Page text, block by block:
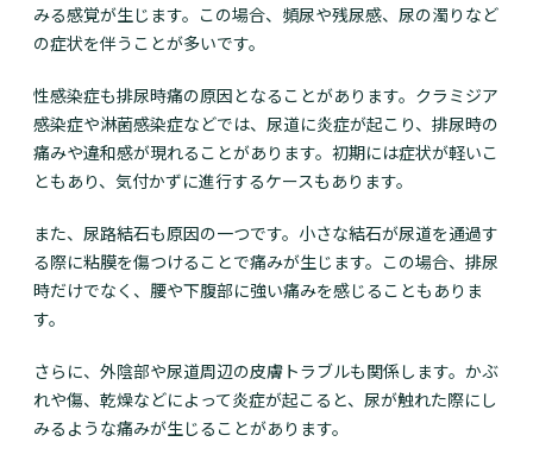
みる感覚が生じます。この場合、頻尿や残尿感、尿の濁りなど
の症状を伴うことが多いです。
性感染症も排尿時痛の原因となることがあります。クラミジア
感染症や淋菌感染症などでは、尿道に炎症が起こり、排尿時の
痛みや違和感が現れることがあります。初期には症状が軽いこ
ともあり、気付かずに進行するケースもあります。
また、尿路結石も原因の一つです。小さな結石が尿道を通過す
る際に粘膜を傷つけることで痛みが生じます。この場合、排尿
時だけでなく、腰や下腹部に強い痛みを感じることもありま
す。
さらに、外陰部や尿道周辺の皮膚トラブルも関係します。かぶ
れや傷、乾燥などによって炎症が起こると、尿が触れた際にし
みるような痛みが生じることがあります。